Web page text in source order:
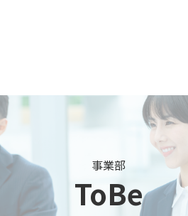
事業部
ToBe